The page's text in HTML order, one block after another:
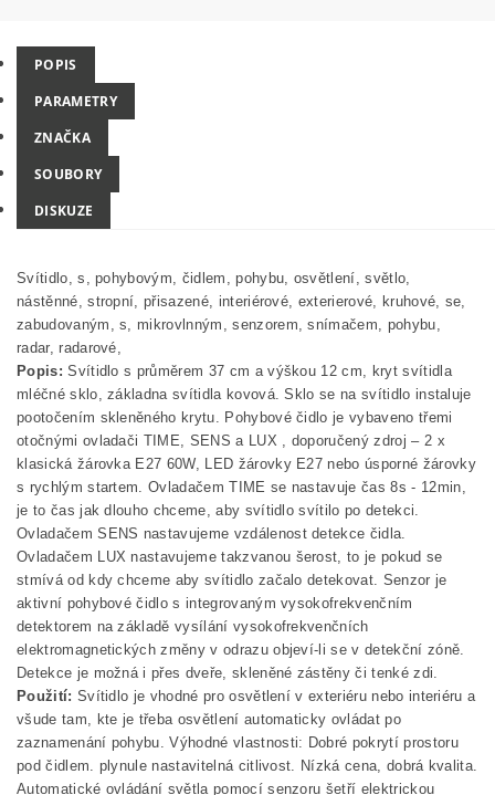
POPIS
PARAMETRY
ZNAČKA
SOUBORY
DISKUZE
Svítidlo, s, pohybovým, čidlem, pohybu, osvětlení, světlo,
nástěnné, stropní, přisazené, interiérové, exterierové, kruhové, se,
zabudovaným, s, mikrovlnným, senzorem, snímačem, pohybu,
radar, radarové,
Popis: Svítidlo s průměrem 37 cm a výškou 12 cm, kryt svítidla
mléčné sklo, základna svítidla kovová. Sklo se na svítidlo instaluje
pootočením skleněného krytu. Pohybové čidlo je vybaveno třemi
otočnými ovladači TIME, SENS a LUX , doporučený zdroj – 2 x
klasická žárovka E27 60W, LED žárovky E27 nebo úsporné žárovky
s rychlým startem. Ovladačem TIME se nastavuje čas 8s - 12min,
je to čas jak dlouho chceme, aby svítidlo svítilo po detekci.
Ovladačem SENS nastavujeme vzdálenost detekce čidla.
Ovladačem LUX nastavujeme takzvanou šerost, to je pokud se
stmívá od kdy chceme aby svítidlo začalo detekovat. Senzor je
aktivní pohybové čidlo s integrovaným vysokofrekvenčním
detektorem na základě vysílání vysokofrekvenčních
elektromagnetických změny v odrazu objeví-li se v detekční zóně.
Detekce je možná i přes dveře, skleněné zástěny či tenké zdi.
Použití: Svítidlo je vhodné pro osvětlení v exteriéru nebo interiéru a
všude tam, kte je třeba osvětlení automaticky ovládat po
zaznamenání pohybu. Výhodné vlastnosti: Dobré pokrytí prostoru
pod čidlem. plynule nastavitelná citlivost. Nízká cena, dobrá kvalita.
Automatické ovládání světla pomocí senzoru šetří elektrickou